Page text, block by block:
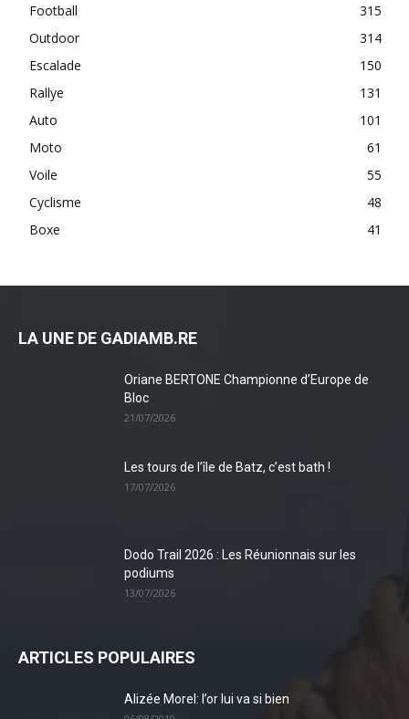
Football
315
Outdoor
314
Escalade
150
Rallye
131
Auto
101
Moto
61
Voile
55
Cyclisme
48
Boxe
41
LA UNE DE GADIAMB.RE
Oriane BERTONE Championne d’Europe de
Bloc
21/07/2026
Les tours de l’île de Batz, c’est bath !
17/07/2026
Dodo Trail 2026 : Les Réunionnais sur les
podiums
13/07/2026
ARTICLES POPULAIRES
Alizée Morel: l’or lui va si bien